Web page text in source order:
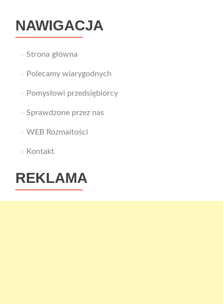
NAWIGACJA
Strona główna
Polecamy wiarygodnych
Pomysłowi przedsiębiorcy
Sprawdzone przez nas
WEB Rozmaitości
Kontakt
REKLAMA